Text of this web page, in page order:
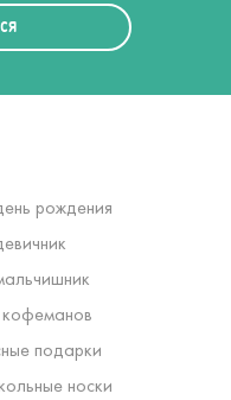
рождения
подарки
носки